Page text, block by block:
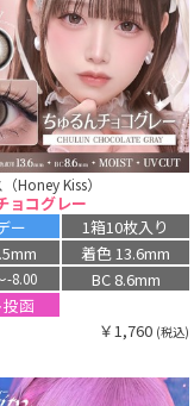
Honey Kiss）
ョコグレー
ー
1箱10枚入り
着色 13.6mm
-8.00
BC 8.6mm
函
￥1,760 (税込)